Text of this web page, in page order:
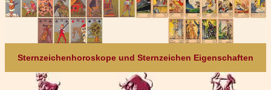
Sternzeichenhoroskope und Sternzeichen Eigenschaften